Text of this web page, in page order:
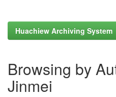
Huachiew Archiving System
Browsing by
Jinmei